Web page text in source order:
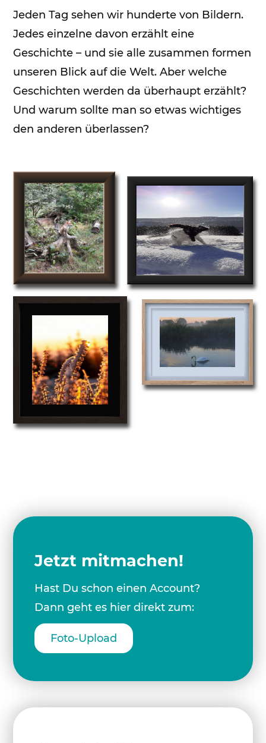
Editionen 2017–2021
FreeStyle 2021
FreeStyle 2020
FreeStyle 2019
FreeStyle 2018
Ateliers
Jeden Tag sehen wir hunderte von Bildern.
Jedes einzelne davon erzählt eine
Geschichte – und sie alle zusammen formen
unseren Blick auf die Welt. Aber welche
Geschichten werden da überhaupt erzählt?
Und warum sollte man so etwas wichtiges
den anderen überlassen?
Jetzt mitmachen!
Hast Du schon einen Account?
Dann geht es hier direkt zum:
Foto-Upload